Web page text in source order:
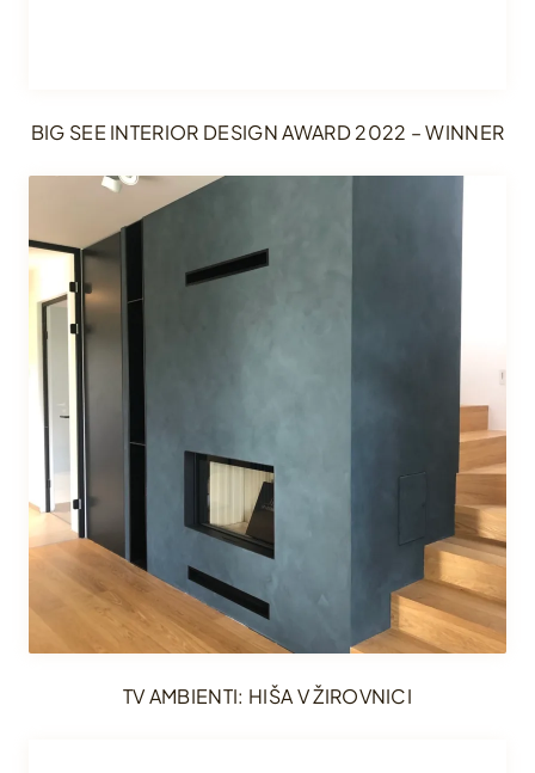
BIG SEE INTERIOR DESIGN AWARD 2022 – WINNER
TV AMBIENTI: HIŠA V ŽIROVNICI